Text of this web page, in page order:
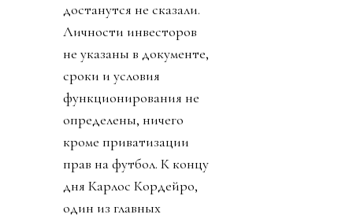
450). Финансисты сочли
футбол
недомонетизированным.
Прибыль FIFA - около
$3.6 миллиарда в год, а
NFL приносит аж $21
миллиард. Женский
футбол не указан. Кому
обещанные миллиарды
достанутся не сказали.